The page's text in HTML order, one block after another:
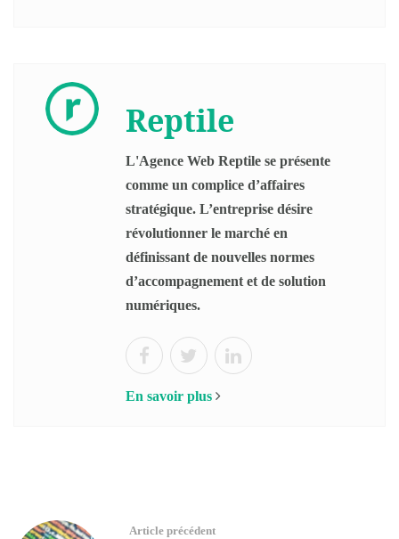
Reptile
L'Agence Web Reptile se présente
comme un complice d’affaires
stratégique. L’entreprise désire
révolutionner le marché en
définissant de nouvelles normes
d’accompagnement et de solution
numériques.
En savoir plus
Article précédent